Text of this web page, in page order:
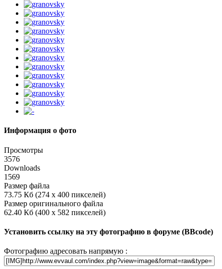
Информация о фото
Просмотры
3576
Downloads
1569
Размер файла
73.75 Кб (274 x 400 пикселей)
Размер оригинального файла
62.40 Кб (400 x 582 пикселей)
Установить ссылку на эту фотографию в форуме (BBcode)
Фотографию адресовать напрямую :